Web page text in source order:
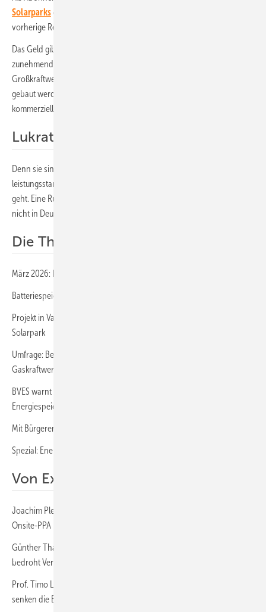
Solarparksdirekt auf Ihren Schreibtisch – mit einem Klick und ohne
vorherige Registrierung!
Das Geld gibt die Richtung vor: Die Energiemärkte nabeln sich
zunehmend von Öl und Gas ab. Während fossile oder nukleare
Großkraftwerke nur noch mit enormen Subventionen vom Staat
gebaut werden können, treibt privates Kapitel den Ausbau von
kommerziellen Solarsystemen voran.
Lukrative Geschäftsmodelle
Denn sie sind lukrativ, vor allem als Hybridsysteme mit
leistungsstarken Stromspeichern. Der Markt gibt vor, wohin die Reise
geht. Eine Rückkehr zu Konzepten von gestern wird es nicht geben –
nicht in Deutschland, nicht in Europa oder andernorts.
Die Themen im Überblick:
März 2026: Neuer Rekord beim Zubau von Speichern
Batteriespeicher stützt Stromnetz im Raum Halle/Saale
Projekt in Varel kombiniert Moor- und Agri-PV mit klassischem
Solarpark
Umfrage: Bevölkerung bevorzugt Batteriespeicher vor fossilen
Gaskraftwerken
BVES warnt vor Hemmnissen durch statische Netzentgelte für
Energiespeicher
Mit Bürgerenergie die kommunalen Kassen auffüllen
Spezial: Energie smart handeln und nutzen
Von Experten für Experten:
Joachim Plesch von Gorfion Green Energy: „Finanzierung von
Onsite-PPA bis Mietkauf“ (Podcast)
Günther Thallinger von Allianz Versicherungen: „Klimawandel
bedroht Versicherbarkeit von Vermögenswerten“ (Gastbeitrag)
Prof. Timo Leukefeld: „Hochgradig energieautarke Wohngebäude
senken die Baukosten“ (Podcast)